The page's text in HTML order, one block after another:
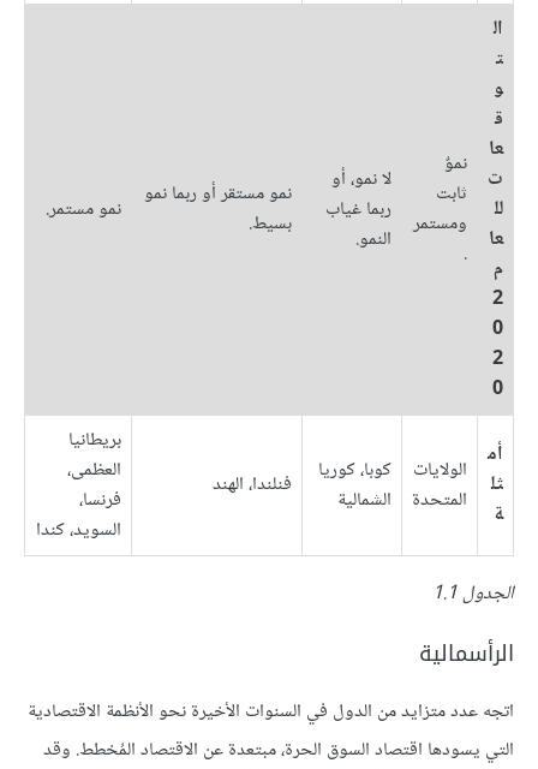
ال
ت
و
ق
عا
ت
لل
عا
م
2
0
2
0
نموٌ
ثابت
ومستمر
.
لا نمو، أو
ربما غياب
النمو.
نمو مستقر أو ربما نمو
بسيط.
نمو مستمر.
أم
ثل
ة
الولايات
المتحدة
كوبا، كوريا
الشمالية
فنلندا، الهند
بريطانيا
العظمى،
فرنسا،
السويد، كندا
الجدول 1.1
الرأسمالية
اتجه عدد متزايد من الدول في السنوات الأخيرة نحو الأنظمة الاقتصادية
التي يسودها اقتصاد السوق الحرة، مبتعدة عن الاقتصاد المُخطط. وقد